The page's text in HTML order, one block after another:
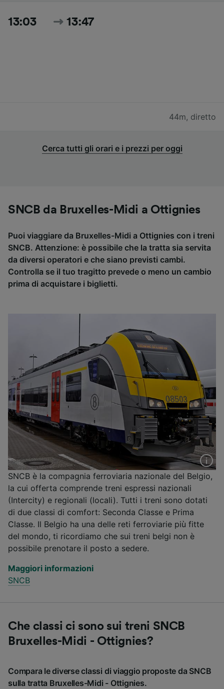
13:03 13:47
44m, diretto
Cerca tutti gli orari e i prezzi per oggi
SNCB da Bruxelles-Midi a Ottignies
Puoi viaggiare da Bruxelles-Midi a Ottignies con i treni
SNCB. Attenzione: è possibile che la tratta sia servita
da diversi operatori e che siano previsti cambi.
Controlla se il tuo tragitto prevede o meno un cambio
prima di acquistare i biglietti.
SNCB è la compagnia ferroviaria nazionale del Belgio,
la cui offerta comprende treni espressi nazionali
(Intercity) e regionali (locali). Tutti i treni sono dotati
di due classi di comfort: Seconda Classe e Prima
Classe. Il Belgio ha una delle reti ferroviarie più fitte
del mondo, ti ricordiamo che sui treni belgi non è
possibile prenotare il posto a sedere.
Maggiori informazioni
SNCB
Che classi ci sono sui treni SNCB
Bruxelles-Midi - Ottignies?
Compara le diverse classi di viaggio proposte da SNCB
sulla tratta Bruxelles-Midi - Ottignies.